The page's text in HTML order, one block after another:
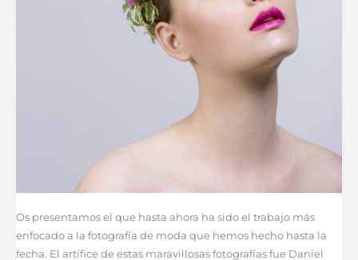
Os presentamos el que hasta ahora ha sido el trabajo más
enfocado a la fotografía de moda que hemos hecho hasta la
fecha. El artífice de estas maravillosas fotografías fue Daniel